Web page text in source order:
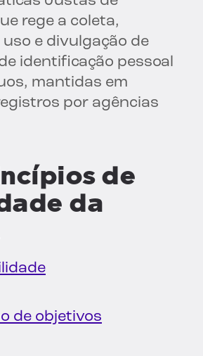
rege a coleta,
e divulgação de
identificação pessoal
mantidas em
por agências
de
da
de objetivos